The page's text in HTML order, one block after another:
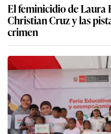
El feminicidio de Laura
Christian Cruz y las
crimen